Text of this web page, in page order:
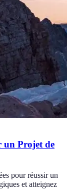
un Projet de
pour réussir un
et atteignez